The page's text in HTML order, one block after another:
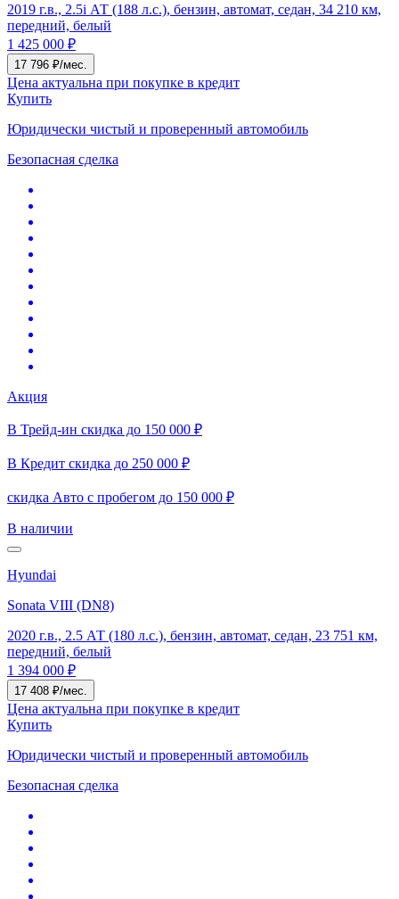
2019 г.в., 2.5i АТ (188 л.с.), бензин, автомат, седан, 34 210 км,
передний, белый
1 425 000 ₽
17 796 ₽/мес.
Цена актуальна при покупке в кредит
Купить
Юридически чистый и проверенный автомобиль
Безопасная сделка
Акция
В Трейд-ин скидка до 150 000 ₽
В Кредит скидка до 250 000 ₽
скидка Авто с пробегом до 150 000 ₽
В наличии
Hyundai
Sonata VIII (DN8)
2020 г.в., 2.5 АТ (180 л.с.), бензин, автомат, седан, 23 751 км,
передний, белый
1 394 000 ₽
17 408 ₽/мес.
Цена актуальна при покупке в кредит
Купить
Юридически чистый и проверенный автомобиль
Безопасная сделка